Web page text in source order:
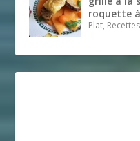
roquette à
Plat, Recettes